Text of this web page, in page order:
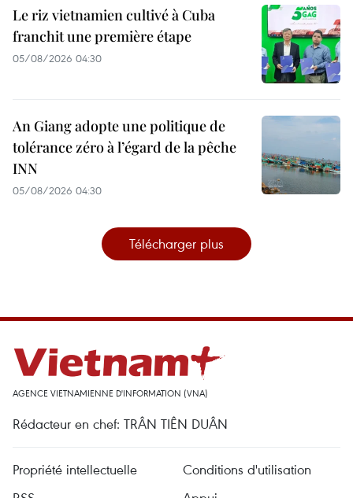
Le riz vietnamien cultivé à Cuba
franchit une première étape
05/08/2026 04:30
An Giang adopte une politique de
tolérance zéro à l’égard de la pêche
INN
05/08/2026 04:30
Télécharger plus
AGENCE VIETNAMIENNE D'INFORMATION (VNA)
Rédacteur en chef: TRÂN TIÊN DUÂN
Propriété intellectuelle
Conditions d'utilisation